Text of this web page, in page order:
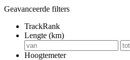
Geavanceerde filters
TrackRank
Lengte (km)
Hoogtemeter